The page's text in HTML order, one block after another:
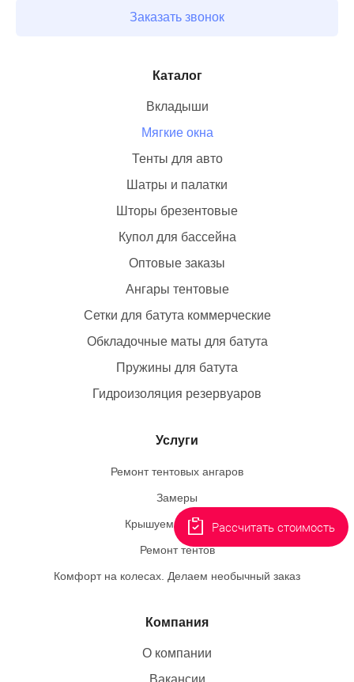
Каталог
Вкладыши
Мягкие окна
Тенты для авто
Шатры и палатки
Шторы брезентовые
Купол для бассейна
Оптовые заказы
Ангары тентовые
Сетки для батута коммерческие
Обкладочные маты для батута
Пружины для батута
Гидроизоляция резервуаров
Услуги
Ремонт тентовых ангаров
Замеры
Крышуем пингвинов
Ремонт тентов
Комфорт на колесах. Делаем необычный заказ
Компания
О компании
Вакансии
Заказать звонок
Рассчитать стоимость